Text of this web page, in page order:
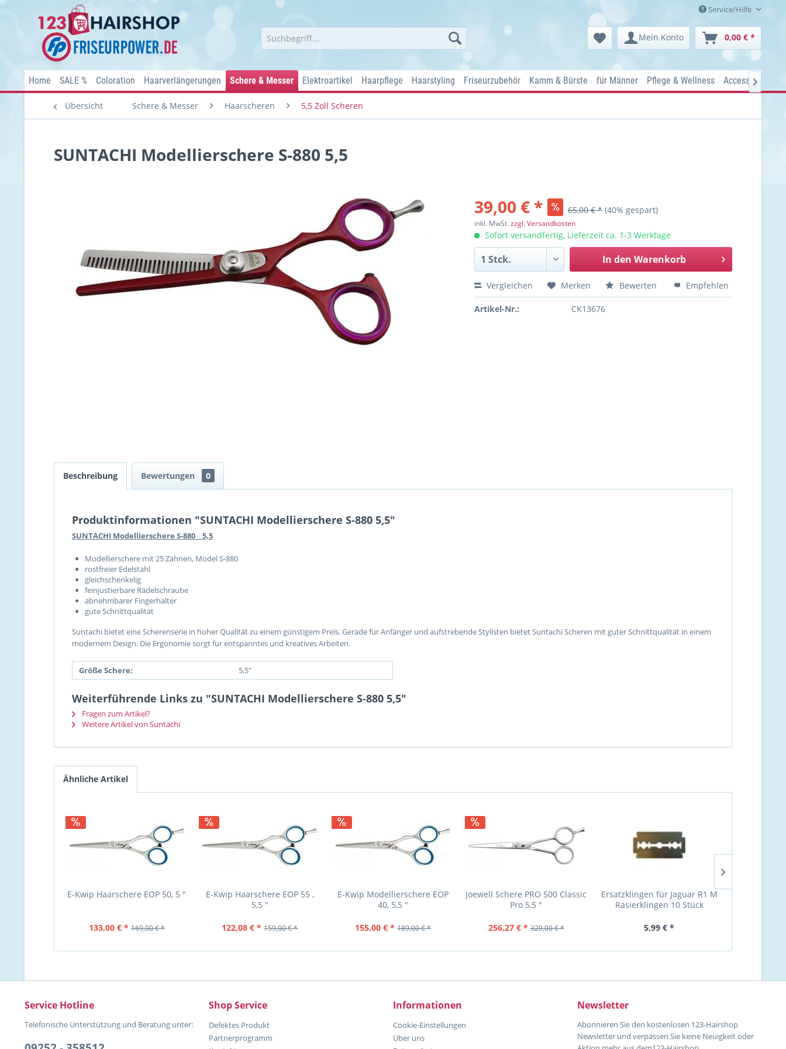
Service/Hilfe
Mein Konto 0,00 € *
Home SALE % Coloration Haarverlängerungen Schere & Messer Elektroartikel Haarpflege Haarstyling Friseurzubehör Kamm & Bürste für Männer Pflege & Wellness Accessoires

Übersicht Schere & Messer Haarscheren 5,5 Zoll Scheren
SUNTACHI Modellierschere S-880 5,5
39,00 € * 65,00 € * (40% gespart)
inkl. MwSt.zzgl. Versandkosten
Sofort versandfertig, Lieferzeit ca. 1-3 Werktage
In den Warenkorb
Vergleichen Merken Bewerten Empfehlen
Artikel-Nr.: CK13676
Beschreibung Bewertungen 0
Produktinformationen "SUNTACHI Modellierschere S-880 5,5"
SUNTACHI Modellierschere S-880 5,5
Modellierschere mit 25 Zähnen, Model S-880
rostfreier Edelstahl
gleichschenkelig
feinjustierbare Rädelschraube
abnehmbarer Fingerhalter
gute Schnittqualität
Suntachi bietet eine Scherenserie in hoher Qualität zu einem günstigem Preis. Gerade für Anfänger und aufstrebende Stylisten bietet Suntachi Scheren mit guter Schnittqualität in einem
modernem Design. Die Ergonomie sorgt für entspanntes und kreatives Arbeiten.
Größe Schere: 5,5"
Weiterführende Links zu "SUNTACHI Modellierschere S-880 5,5"
Fragen zum Artikel?
Weitere Artikel von Suntachi
Ähnliche Artikel
E-Kwip Haarschere EOP 50, 5 "
133,00 € * 169,00 € *
E-Kwip Haarschere EOP 55 ,
5,5 "
122,08 € * 159,00 € *
E-Kwip Modellierschere EOP
40, 5,5 "
155,00 € * 189,00 € *
Joewell Schere PRO 500 Classic
Pro 5,5 "
256,27 € * 320,00 € *
Ersatzklingen für Jaguar R1 M
Rasierklingen 10 Stück
5,99 € *
Service Hotline
Telefonische Unterstützung und Beratung unter:
Shop Service
Defektes Produkt
Partnerprogramm
Informationen
Cookie-Einstellungen
Über uns
Newsletter
Abonnieren Sie den kostenlosen 123-Hairshop
Newsletter und verpassen Sie keine Neuigkeit oder